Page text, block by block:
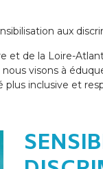
aux
et de la Loire-
visons à
plus inclusive et